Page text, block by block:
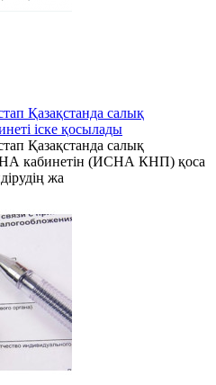
Қазақстанда салық
іске қосылады
Қазақстанда салық
кабинетін (ИСНА КНП) қоса
жа